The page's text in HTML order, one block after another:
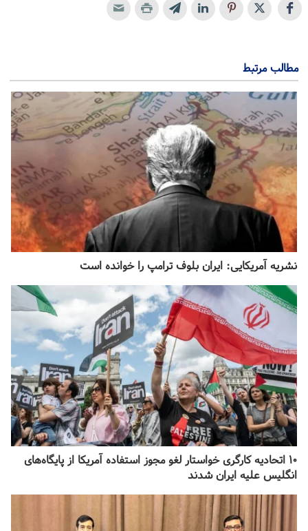
مطالب مرتبط
نشریه آمریکایی: ایران بلوف ترامپ را خوانده است
۱۰ اتحادیه کارگری خواستار لغو مجوز استفاده آمریکا از پایگاه‌های
انگلیس علیه ایران شدند